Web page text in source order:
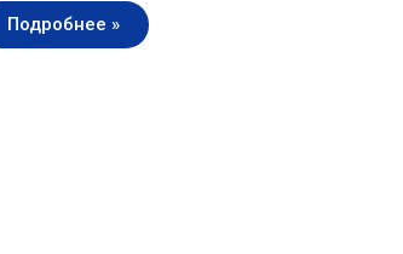
Подробнее »